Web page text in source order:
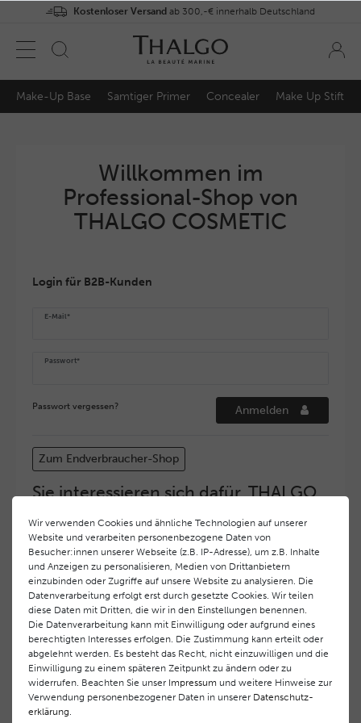
Kostenloser Versand ab 300,-€ innerhalb Deutschland
Make-Up Base Samtiger Primer Concealer Make Up Stift
Willkommen im
Professional-Shop von
THALGO COSMETIC
Login für B2B-Kunden
E-Mail*
Passwort*
Passwort vergessen? Anmelden
Zum Endverbraucher-Shop
Sie interessieren sich dafür, THALGO
werden?
Hohe Servicequalität und ein exzellentes Markenimage
haben beiTHALGO COSMETICoberste Priorität.
Anspruchsvollen Endverbrauchern möchten wir ein
hohes Qualitätsniveau und gleichzeitig eine
überdurchschnittliche Behandlungs- und Serviceleistung
gewährleisten. Deshalb haben wir ein selektives
Vertriebssystem eingeführt. THALGO COSMETICPartner
werden auf diese Weise wirtschaftlich unterstützt,
während Endverbrauchern eine stets gleichbleibend hohe
Dienstleistungsqualität und ein innovatives Produkt- und
Wir verwenden Cookies und ähnliche Technologien auf unserer
Website und verarbeiten personenbezogene Daten von
Besucher:innen unserer Webseite (z.B. IP-Adresse), um z.B. Inhalte
und Anzeigen zu personalisieren, Medien von Drittanbietern
einzubinden oder Zugriffe auf unsere Website zu analysieren. Die
Datenverarbeitung erfolgt erst durch gesetzte Cookies. Wir teilen
diese Daten mit Dritten, die wir in den Einstellungen benennen.
Die Datenverarbeitung kann mit Einwilligung oder aufgrund eines
berechtigten Interesses erfolgen. Die Zustimmung kann erteilt oder
abgelehnt werden. Es besteht das Recht, nicht einzuwilligen und die
Einwilligung zu einem späteren Zeitpunkt zu ändern oder zu
widerrufen. Beachten Sie unser Impressum und weitere Hinweise zur
Verwendung personenbezogener Daten in unserer Daten­schutz­
erklärung.